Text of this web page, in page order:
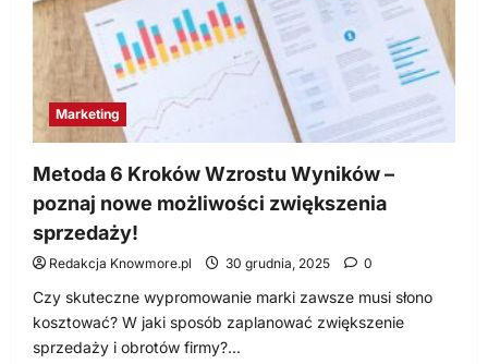
Marketing
Metoda 6 Kroków Wzrostu Wyników –
poznaj nowe możliwości zwiększenia
sprzedaży!
Redakcja Knowmore.pl 30 grudnia, 2025 0
Czy skuteczne wypromowanie marki zawsze musi słono
kosztować? W jaki sposób zaplanować zwiększenie
sprzedaży i obrotów firmy?...